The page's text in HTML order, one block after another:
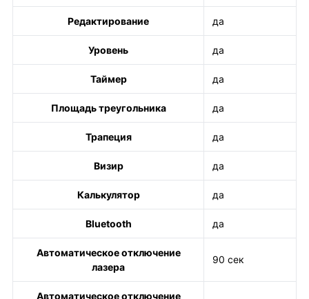
Редактирование да
Уровень да
Таймер да
Площадь треугольника да
Трапеция да
Визир да
Калькулятор да
Bluetooth да
Автоматическое отключение
лазера
90 сек
Автоматическое отключение